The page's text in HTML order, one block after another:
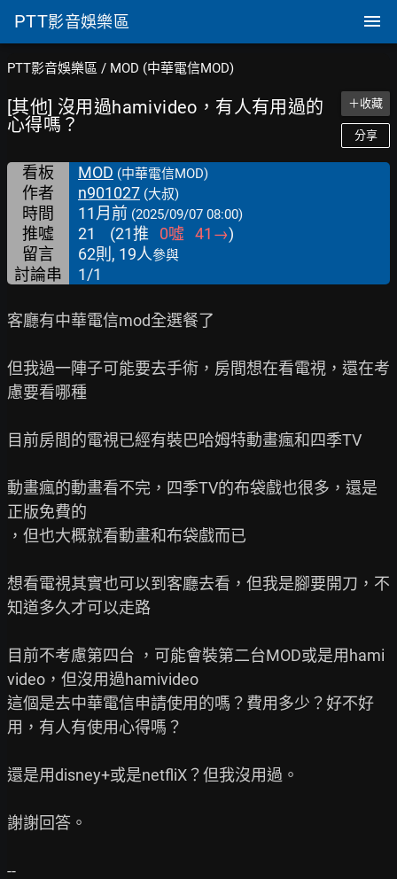
PTT影音娛樂區
PTT影音娛樂區 / MOD (中華電信MOD)
[其他] 沒用過hamivideo，有人有用過的
心得嗎？
＋收藏
分享
看板 MOD (中華電信MOD)
作者 n901027 (大叔)
時間 11月前 (2025/09/07 08:00)
推噓 21 (21推 0噓 41 →)
留言
62則, 19人參與
討論串 1/1
客廳有中華電信mod全選餐了
但我過一陣子可能要去手術，房間想在看電視，還在考
慮要看哪種
目前房間的電視已經有裝巴哈姆特動畫瘋和四季TV
動畫瘋的動畫看不完，四季TV的布袋戲也很多，還是
正版免費的
，但也大概就看動畫和布袋戲而已
想看電視其實也可以到客廳去看，但我是腳要開刀，不
知道多久才可以走路
目前不考慮第四台 ，可能會裝第二台MOD或是用hami
video，但沒用過hamivideo
這個是去中華電信申請使用的嗎？費用多少？好不好
用，有人有使用心得嗎？
還是用disney+或是netfliX？但我沒用過。
謝謝回答。